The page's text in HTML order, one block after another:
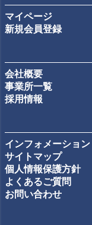
マイページ
新規会員登録
会社概要
事業所一覧
採用情報
インフォメーション
サイトマップ
個人情報保護方針
よくあるご質問
お問い合わせ